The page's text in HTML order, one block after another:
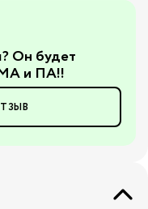
Он будет
и ПА!!